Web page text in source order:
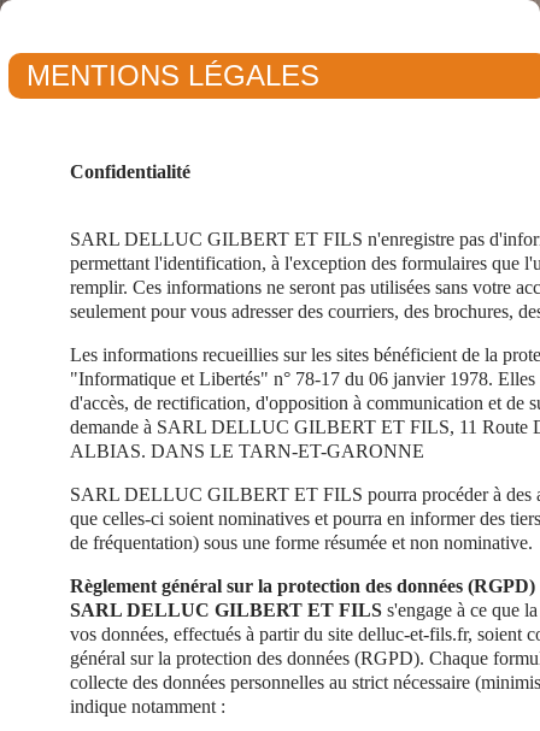
MENTIONS LÉGALES
Confidentialité
SARL DELLUC GILBERT ET FILS n'enregistre pas
permettant l'identification, à l'exception des formulaires que
remplir. Ces informations ne seront pas utilisées sans votre
seulement pour vous adresser des courriers, des brochures,
Les informations recueillies sur les sites bénéficient de la
"Informatique et Libertés" n° 78-17 du 06 janvier 1978.
d'accès, de rectification, d'opposition à communication et de
demande à SARL DELLUC GILBERT ET FILS, 11 Route
ALBIAS. DANS LE TARN-ET-GARONNE
SARL DELLUC GILBERT ET FILS pourra procéder à des
que celles-ci soient nominatives et pourra en informer des
de fréquentation) sous une forme résumée et non nominative.
Règlement général sur la protection des données (RGPD)
SARL DELLUC GILBERT ET FILS s'engage à ce que
vos données, effectués à partir du site delluc-et-fils.fr, soient
général sur la protection des données (RGPD). Chaque
collecte des données personnelles au strict nécessaire
indique notamment :